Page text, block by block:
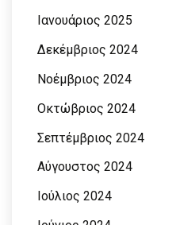
Ιανουάριος 2025
Δεκέμβριος 2024
Νοέμβριος 2024
Οκτώβριος 2024
Σεπτέμβριος 2024
Αύγουστος 2024
Ιούλιος 2024